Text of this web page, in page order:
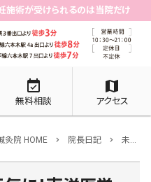
施術が受けられるのは当院だけ
event_available
無料相談
map
アクセス
灸院 HOME chevron_right 院長日記 chevron_right 未分類